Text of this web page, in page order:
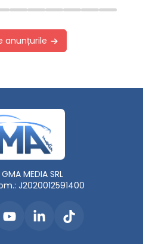
anunțurile
MEDIA SRL
J2020012591400